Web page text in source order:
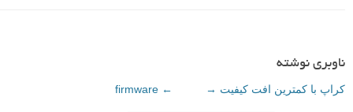
ناوبری نوشته
← کراپ با کمترین افت کیفیت →